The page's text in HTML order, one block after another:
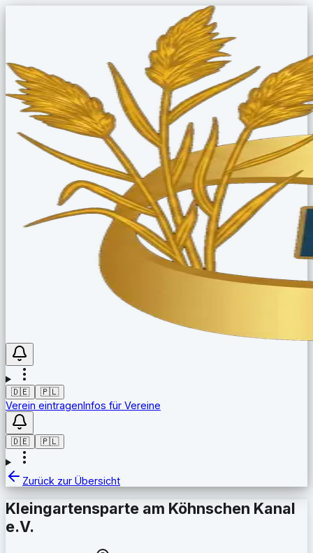
🇩🇪 🇵🇱
Verein eintragenInfos für Vereine
🇩🇪 🇵🇱
Zurück zur Übersicht
Kleingartensparte am Köhnschen Kanal
e.V.